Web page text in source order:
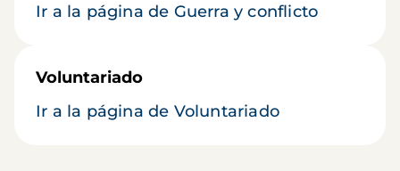
Ir a la página de Guerra y conflicto
Voluntariado
Ir a la página de Voluntariado